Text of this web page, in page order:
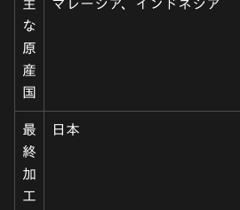
主
な
原
産
国
マレーシア、インドネシア
最
終
加
工
日本